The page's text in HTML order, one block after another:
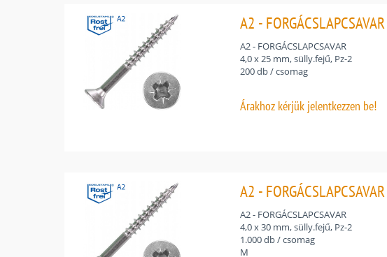
A2 -
A2 - FORGÁCSLAPCSAVAR
4,0 x 25 mm, sülly.fejű, Pz-2
200 db / csomag
Árakhoz kérjük jelentkezzen be!
A2 -
A2 - FORGÁCSLAPCSAVAR
4,0 x 30 mm, sülly.fejű, Pz-2
1.000 db / csomag
M